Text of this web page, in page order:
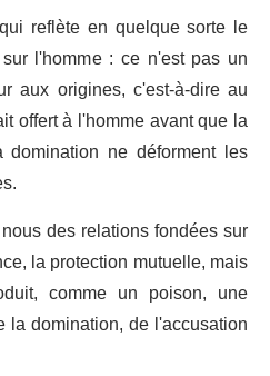
reflète en quelque sorte le
l'homme : ce n'est pas un
aux origines, c'est-à-dire au
offert à l'homme avant que la
ne déforment les
des relations fondées sur
la protection mutuelle, mais
comme un poison, une
domination, de l'accusation